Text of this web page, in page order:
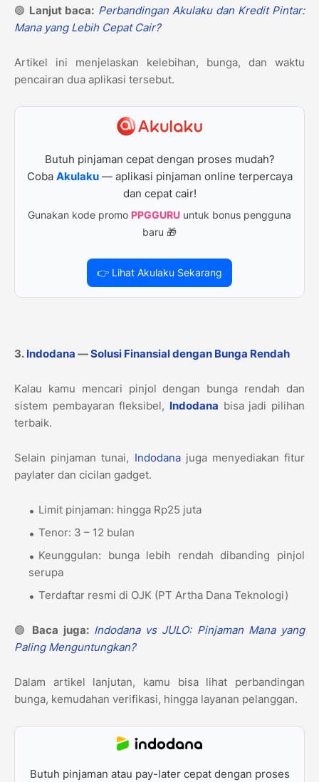
🟢 Lanjut baca: Perbandingan Akulaku dan Kredit Pintar:
Mana yang Lebih Cepat Cair?
Artikel ini menjelaskan kelebihan, bunga, dan waktu
pencairan dua aplikasi tersebut.
Butuh pinjaman cepat dengan proses mudah?
Coba Akulaku— aplikasi pinjaman online terpercaya
dan cepat cair!
Gunakan kode promo PPGGURU untuk bonus pengguna
baru 🎁
👉 Lihat Akulaku Sekarang
3. Indodana —Solusi Finansial dengan Bunga Rendah
Kalau kamu mencari pinjol dengan bunga rendah dan
sistem pembayaran fleksibel, Indodana bisa jadi pilihan
terbaik.
Selain pinjaman tunai, Indodanajuga menyediakan fitur
paylater dan cicilan gadget.
Limit pinjaman: hingga Rp25 juta
Tenor: 3 – 12 bulan
Keunggulan: bunga lebih rendah dibanding pinjol
serupa
Terdaftar resmi di OJK (PT Artha Dana Teknologi)
🟢 Baca juga: Indodana vs JULO: Pinjaman Mana yang
Paling Menguntungkan?
Dalam artikel lanjutan, kamu bisa lihat perbandingan
bunga, kemudahan verifikasi, hingga layanan pelanggan.
Butuh pinjaman atau pay-later cepat dengan proses